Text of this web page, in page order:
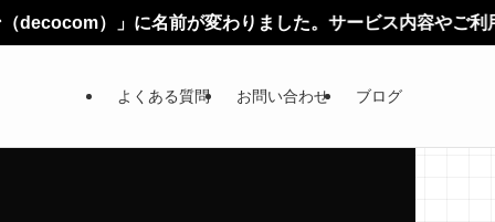
が変わりました。サービス内容やご利用方法に変更はあり
よくある質問 お問い合わせ ブログ